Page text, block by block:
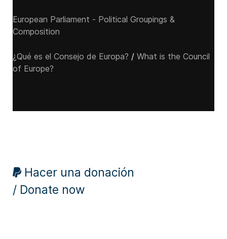
European Parliament - Political Groupings &
Composition
¿Qué es el Consejo de Europa? / What is the Council
of Europe?
Hacer una donación
/ Donate now